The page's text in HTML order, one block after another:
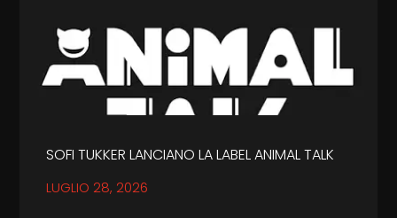
SOFI TUKKER LANCIANO LA LABEL ANIMAL TALK
LUGLIO 28, 2026